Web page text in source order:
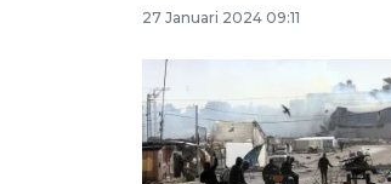
27 Januari 2024 09:11